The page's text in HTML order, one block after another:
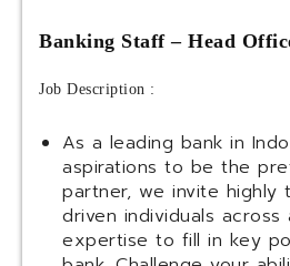
Banking Staff – Head
Job Description :
As a leading bank in
aspirations to be the
partner, we invite highly
driven individuals
expertise to fill in key